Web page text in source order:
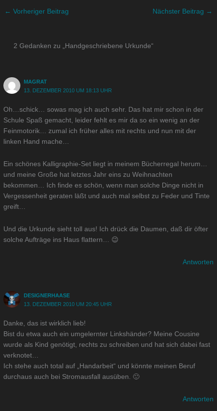
← Vorheriger Beitrag Nächster Beitrag →
2 Gedanken zu „Handgeschriebene Urkunde“
MAGRAT
13. DEZEMBER 2010 UM 18:13 UHR
Oh…schick… sowas mag ich auch sehr. Das hat mir schon in der
Schule Spaß gemacht, leider fehlt es mir da so ein wenig an der
Feinmotorik… zumal ich früher alles mit rechts und nun mit der
linken Hand mache…
Ein schönes Kalligraphie-Set liegt in meinem Bücherregal herum…
und meine Große hat letztes Jahr eins zu Weihnachten
bekommen… Ich finde es schön, wenn man solche Dinge nicht in
Vergessenheit geraten läßt und auch mal selbst zu Feder und Tinte
greift…
Und die Urkunde sieht toll aus! Ich drück die Daumen, daß dir öfter
solche Aufträge ins Haus flattern… 😉
Antworten
DESIGNERHAASE
13. DEZEMBER 2010 UM 20:45 UHR
Danke, das ist wirklich lieb!
Bist du etwa auch ein umgelernter Linkshänder? Meine Cousine
wurde als Kind genötigt, rechts zu schreiben und hat sich dabei fast
verknotet…
Ich stehe auch total auf „Handarbeit“ und könnte meinen Beruf
durchaus auch bei Stromausfall ausüben. 🙂
Antworten